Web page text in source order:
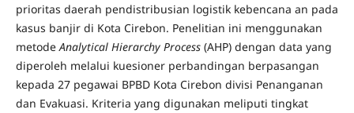
prioritas daerah pendistribusian logistik kebencana an pada
kasus banjir di Kota Cirebon. Penelitian ini menggunakan
metode Analytical Hierarchy Process(AHP) dengan data yang
diperoleh melalui kuesioner perbandingan berpasangan
kepada 27 pegawai BPBD Kota Cirebon divisi Penanganan
dan Evakuasi. Kriteria yang digunakan meliputi tingkat